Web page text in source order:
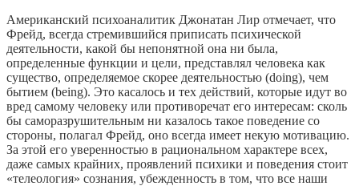
Американский психоаналитик Джонатан Лир отмечает, что
Фрейд, всегда стремившийся приписать психической
деятельности, какой бы непонятной она ни была,
определенные функции и цели, представлял человека как
существо, определяемое скорее деятельностью (doing), чем
бытием (being). Это касалось и тех действий, которые идут во
вред самому человеку или противоречат его интересам: сколь
бы саморазрушительным ни казалось такое поведение со
стороны, полагал Фрейд, оно всегда имеет некую мотивацию.
За этой его уверенностью в рациональном характере всех,
даже самых крайних, проявлений психики и поведения стоит
«телеология» сознания, убежденность в том, что все наши